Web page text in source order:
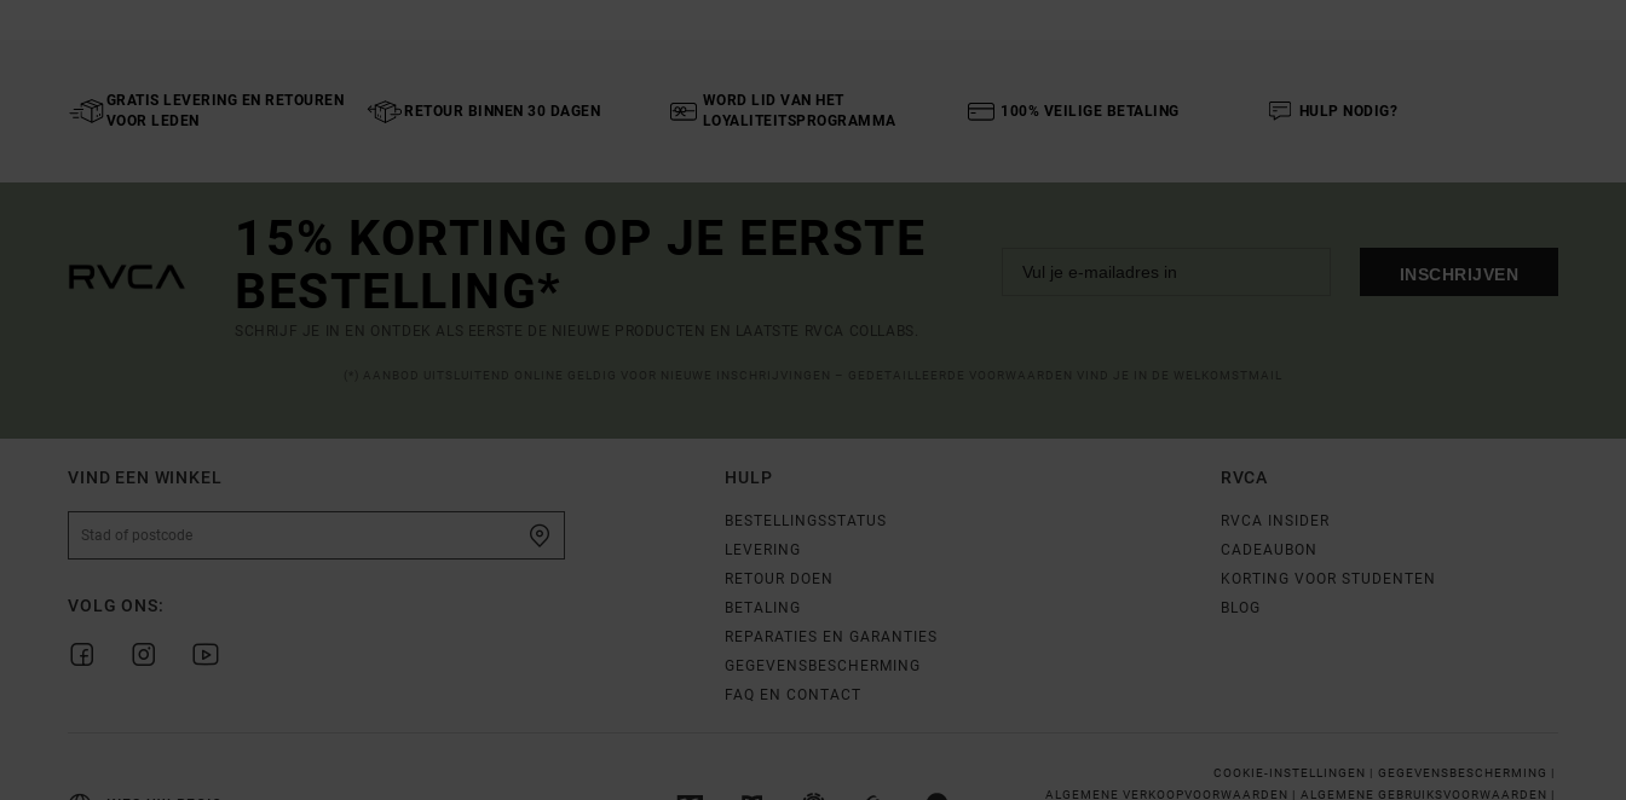
GRATIS LEVERING EN RETOUREN
VOOR LEDEN
RETOUR BINNEN 30 DAGEN
WORD LID VAN HET
LOYALITEITSPROGRAMMA
100% VEILIGE BETALING HULP NODIG?
15% KORTING OP JE EERSTE
BESTELLING*
SCHRIJF JE IN EN ONTDEK ALS EERSTE DE NIEUWE PRODUCTEN EN LAATSTE RVCA COLLABS.
INSCHRIJVEN
VIND EEN WINKEL
VOLG ONS:
HULP
BESTELLINGSSTATUS
LEVERING
RETOUR DOEN
BETALING
REPARATIES EN GARANTIES
GEGEVENSBESCHERMING
FAQ EN CONTACT
RVCA
RVCA INSIDER
CADEAUBON
KORTING VOOR STUDENTEN
BLOG
COOKIE-INSTELLINGEN | GEGEVENSBESCHERMING |
ALGEMENE VERKOOPVOORWAARDEN | ALGEMENE GEBRUIKSVOORWAARDEN |